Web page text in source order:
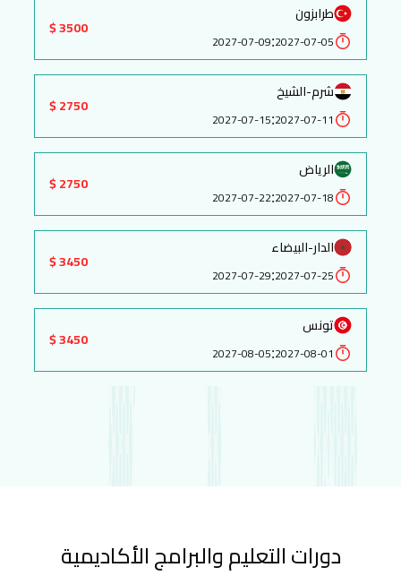
طرابزون
2027-07-05
:
2027-07-09
3500 $
شرم-الشيخ
2027-07-11
:
2027-07-15
2750 $
الرياض
2027-07-18
:
2027-07-22
2750 $
الدار-البيضاء
2027-07-25
:
2027-07-29
3450 $
تونس
2027-08-01
:
2027-08-05
3450 $
دورات التعليم والبرامج الأكاديمية